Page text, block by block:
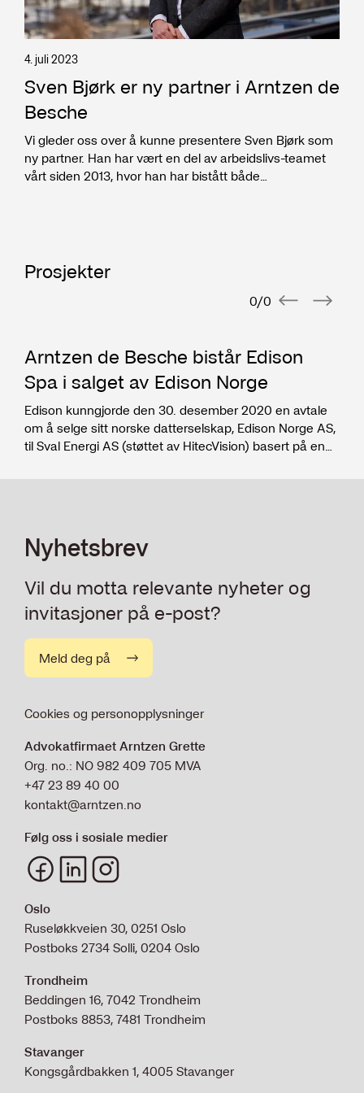
2004
Nordre Buskerud politidistrikt
2003
Generaladvokaten/Krigsadvokatene for
Sør-Norge
Vernepliktig jurist
Utdanning
2002
4. juli 2023
Sven Bjørk er ny partner i Arntzen de
Besche
Vi gleder oss over å kunne presentere Sven Bjørk som
ny partner. Han har vært en del av arbeidslivs-teamet
vårt siden 2013, hvor han har bistått både
Prosjekter
0/0
Arntzen de Besche bistår Edison
Spa i salget av Edison Norge
Edison kunngjorde den 30. desember 2020 en avtale
om å selge sitt norske datterselskap, Edison Norge AS,
til Sval Energi AS (støttet av HitecVision) basert på en
Nyhetsbrev
Vil du motta relevante nyheter og
invitasjoner på e-post?
Meld deg på
Cookies og personopplysninger
Advokatfirmaet Arntzen Grette
Org. no.: NO 982 409 705 MVA
+47 23 89 40 00
kontakt@arntzen.no
Følg oss i sosiale medier
Oslo
Ruseløkkveien 30, 0251 Oslo
Postboks 2734 Solli, 0204 Oslo
Trondheim
Beddingen 16, 7042 Trondheim
Postboks 8853, 7481 Trondheim
Stavanger
Kongsgårdbakken 1, 4005 Stavanger